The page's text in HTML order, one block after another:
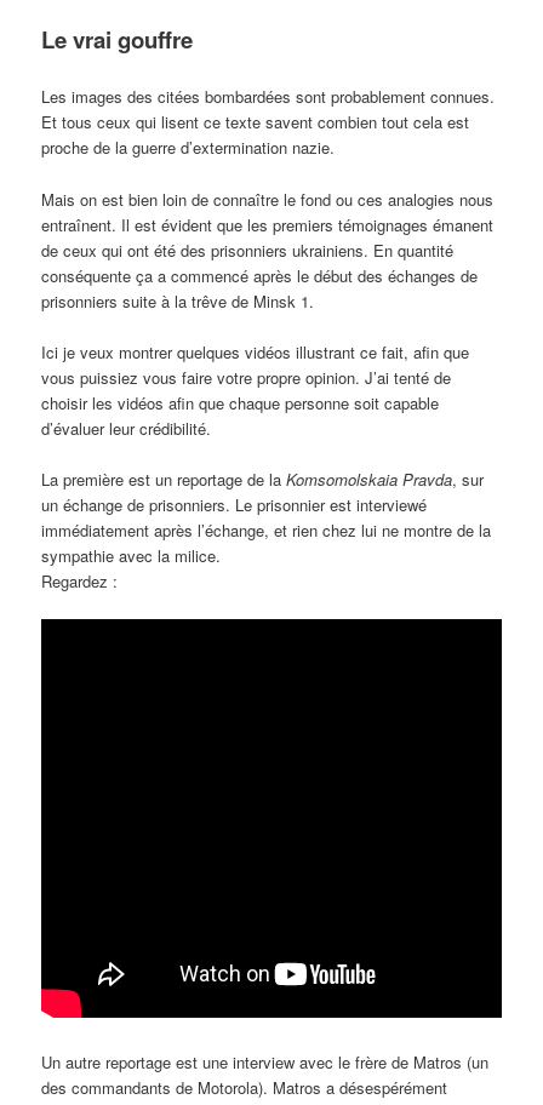
Le vrai gouffre
Les images des citées bombardées sont probablement connues.
Et tous ceux qui lisent ce texte savent combien tout cela est
proche de la guerre d’extermination nazie.
Mais on est bien loin de connaître le fond ou ces analogies nous
entraînent. Il est évident que les premiers témoignages émanent
de ceux qui ont été des prisonniers ukrainiens. En quantité
conséquente ça a commencé après le début des échanges de
prisonniers suite à la trêve de Minsk 1.
Ici je veux montrer quelques vidéos illustrant ce fait, afin que
vous puissiez vous faire votre propre opinion. J’ai tenté de
choisir les vidéos afin que chaque personne soit capable
d’évaluer leur crédibilité.
La première est un reportage de laKomsomolskaia Pravda, sur
un échange de prisonniers. Le prisonnier est interviewé
immédiatement après l’échange, et rien chez lui ne montre de la
sympathie avec la milice.
Regardez :
Un autre reportage est une interview avec le frère de Matros (un
des commandants de Motorola). Matros a désespérément